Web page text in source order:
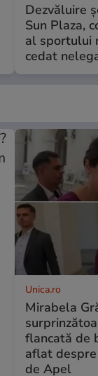
Dezvăluire
Sun Plaza,
al sportului
cedat
Unica.ro
Mirabela
flancată de
aflat
de Apel